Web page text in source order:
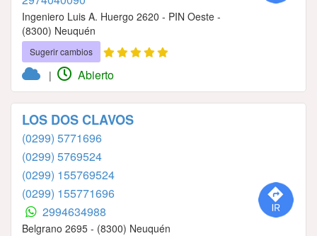
Ingeniero Luis A. Huergo 2620 - PIN Oeste -
(8300) Neuquén
Sugerir cambios
| Abierto
LOS DOS CLAVOS
(0299) 5771696
(0299) 5769524
(0299) 155769524
(0299) 155771696
2994634988
Belgrano 2695 - (8300) Neuquén